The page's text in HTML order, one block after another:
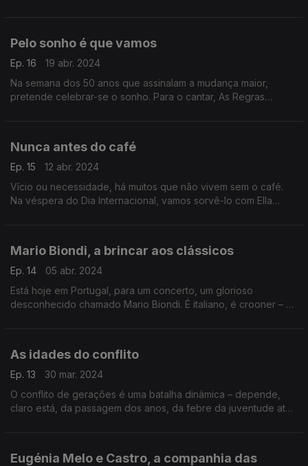
Pelo sonho é que vamos
Ep. 16
19 abr. 2024
Na semana dos 50 anos que assinalam a mudança maior,
pretende celebrar-se o sonho. Para o cantar, As Regras
Nunca antes do café
Ep. 15
12 abr. 2024
Vício ou necessidade, há muitos que não vivem sem o café.
Na véspera do Dia Internacional, vamos sorvê-lo com Ella
Mario Biondi, a brincar aos clássicos
Ep. 14
05 abr. 2024
Está hoje em Portugal, para um concerto, um glorioso
desconhecido chamado Mario Biondi. É italiano, é crooner – e
As idades do conflito
Ep. 13
30 mar. 2024
O conflito de gerações é uma batalha dinâmica – depende,
claro está, da passagem dos anos, da febre da juventude até
Eugénia Melo e Castro, a companhia das